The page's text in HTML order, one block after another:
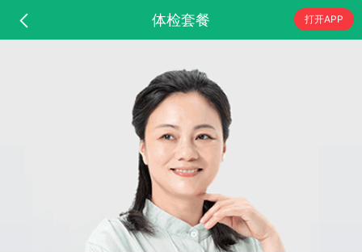
体检套餐 打开APP